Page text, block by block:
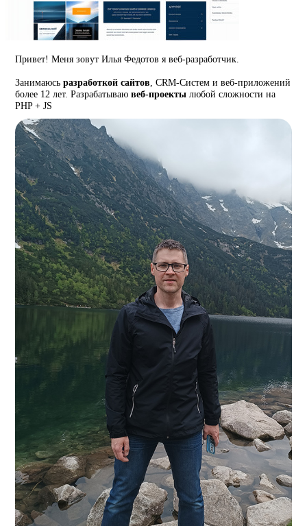
Привет! Меня зовут Илья Федотов я веб-разработчик.
Занимаюсьразработкой сайтов , CRM-Систем и веб-приложений
более 12 лет. Разрабатываювеб-проекты любой сложности на
PHP + JS